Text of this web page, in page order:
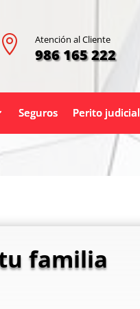
 Atención al Cliente
986 165 222
Seguros Perito judicial
familia